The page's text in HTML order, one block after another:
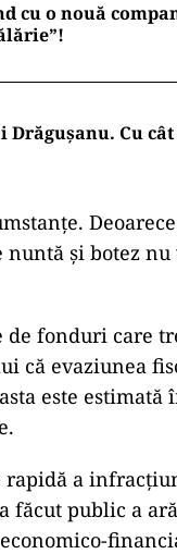
cu o nouă
Cu cât
și botez nu
de fonduri care
că evaziunea
este estimată
rapidă a
făcut public a